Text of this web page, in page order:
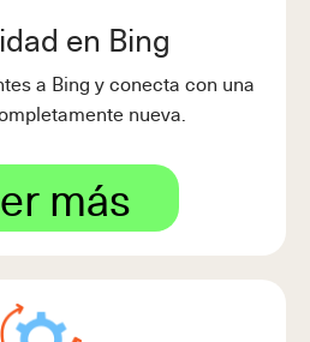
en Bing
a Bing y conecta con una
nueva.
más